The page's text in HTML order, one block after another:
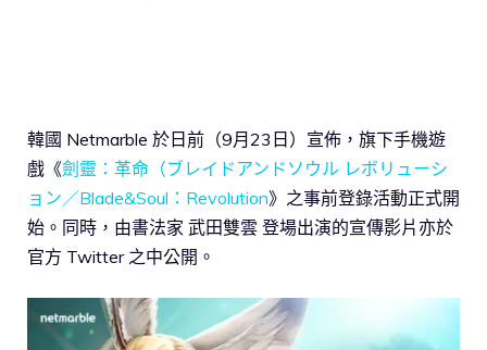
韓國 Netmarble 於日前（9月23日）宣佈，旗下手機遊
戲《劍靈：革命（ブレイドアンドソウル レボリューシ
ョン／Blade&Soul：Revolution》之事前登錄活動正式開
始。同時，由書法家 武田雙雲 登場出演的宣傳影片亦於
官方 Twitter 之中公開。